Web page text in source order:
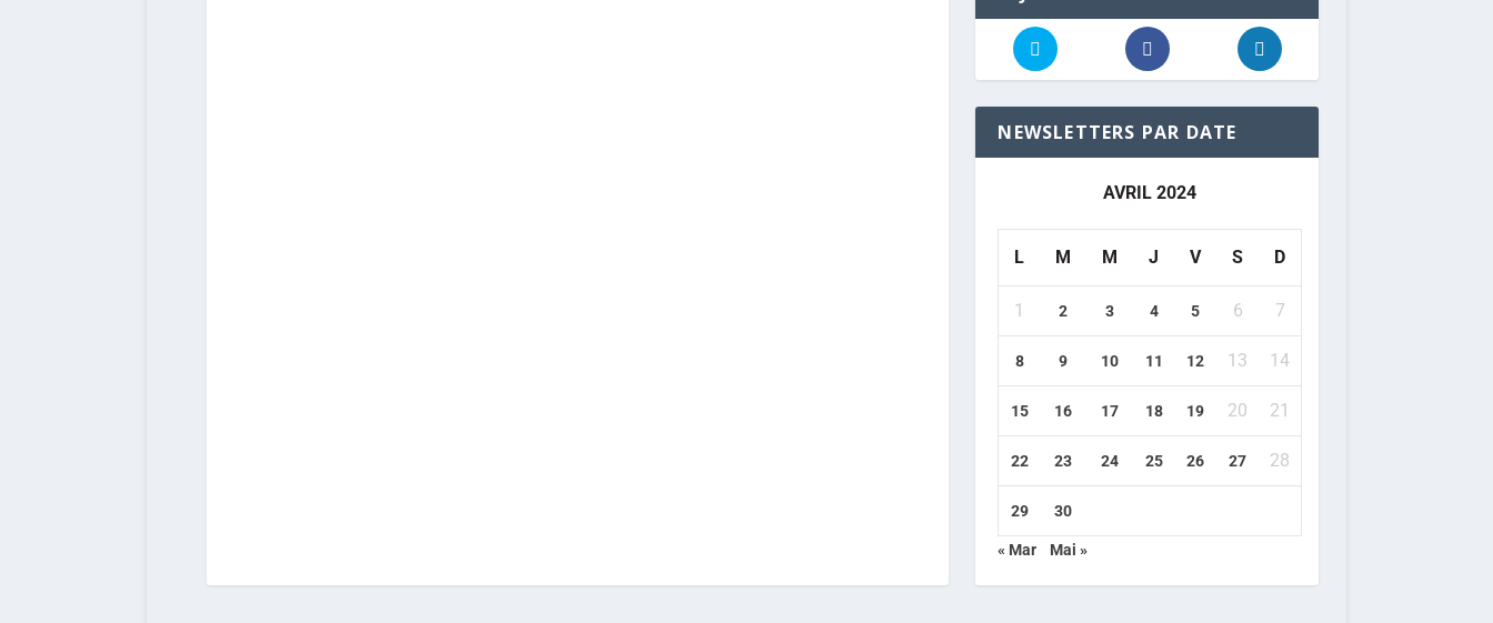
NEWSLETTERS PAR DATE
AVRIL 2024
L M M J V S D
1 2 3 4 5 6 7
8 9 10 11 12 13 14
15 16 17 18 19 20 21
22 23 24 25 26 27 28
29 30
« Mar Mai »